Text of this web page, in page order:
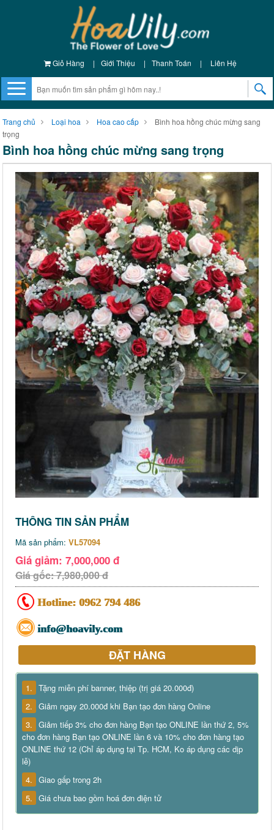
Giỏ Hàng | Giới Thiệu | Thanh Toán | Liên Hệ
Trang chủ Loại hoa Hoa cao cấp
Bình hoa hồng chúc mừng sang
trọng
Bình hoa hồng chúc mừng sang trọng
THÔNG TIN SẢN PHẨM
Mã sản phẩm: VL57094
Giá giảm: 7,000,000 đ
Giá gốc: 7,980,000 đ
Hotline: 0962 794 486
info@hoavily.com
ĐẶT HÀNG
1. Tặng miễn phí banner, thiệp (trị giá 20.000đ)
2. Giảm ngay 20.000đ khi Bạn tạo đơn hàng Online
3. Giảm tiếp 3% cho đơn hàng Bạn tạo ONLINE lần thứ 2, 5%
cho đơn hàng Bạn tạo ONLINE lần 6 và 10% cho đơn hàng tạo
ONLINE thứ 12 (Chỉ áp dụng tại Tp. HCM, Ko áp dụng các dịp
lễ)
4. Giao gấp trong 2h
5. Giá chưa bao gồm hoá đơn điện tử